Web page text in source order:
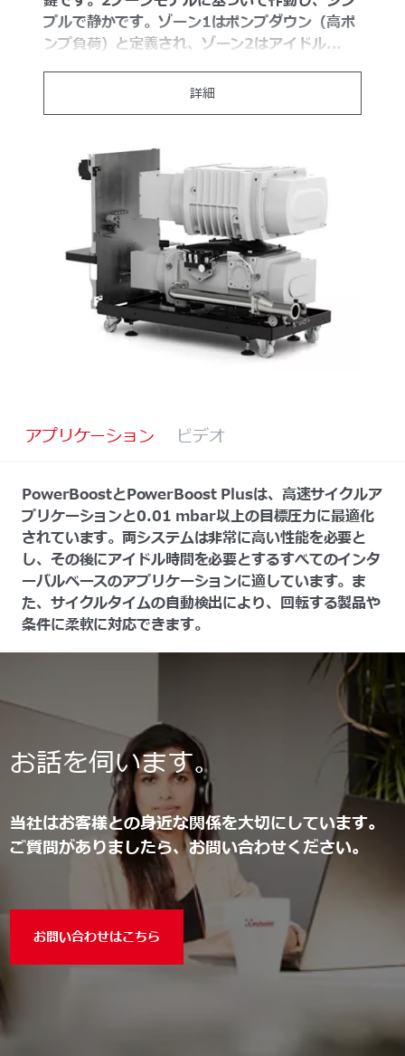
プルで静かです。ゾーン1はポンプダウン（高ポ
ンプ負荷）と定義され、ゾーン2はアイドル...
詳細
アプリケーション ビデオ
PowerBoostとPowerBoost Plusは、高速サイクルア
プリケーションと0.01 mbar以上の目標圧力に最適化
されています。両システムは非常に高い性能を必要と
し、その後にアイドル時間を必要とするすべてのインタ
ーバルベースのアプリケーションに適しています。ま
た、サイクルタイムの自動検出により、回転する製品や
条件に柔軟に対応できます。
お話を伺います。
当社はお客様との身近な関係を大切にしています。
ご質問がありましたら、お問い合わせください。
お問い合わせはこちら